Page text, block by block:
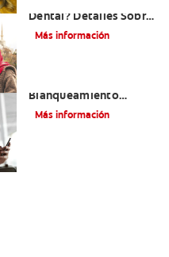
Dental? Detalles Sobre
Los Métodos Y Los
Más información
Blanqueamiento
Dental Y Carillas
Más información